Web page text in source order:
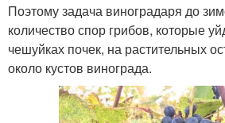
Поэтому задача виноградаря до
количество спор грибов, которые
чешуйках почек, на растительных
около кустов винограда.